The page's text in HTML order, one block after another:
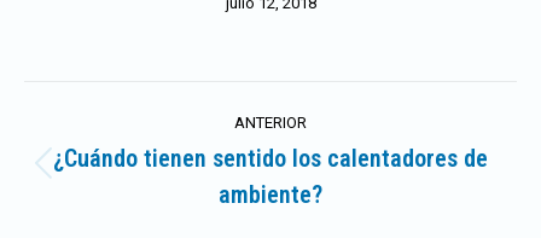
entre
publicaciones
ANTERIOR
anterior:
¿Cuándo tienen sentido los calentadores de
ambiente?